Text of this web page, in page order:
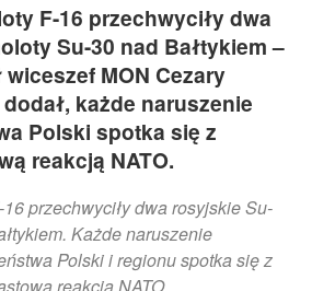
F-16 przechwyciły dwa
Su-30 nad Bałtykiem –
MON Cezary
każde naruszenie
Polski spotka się z
reakcją NATO.
przechwyciły dwa rosyjskie Su-
Każde naruszenie
Polski i regionu spotka się z